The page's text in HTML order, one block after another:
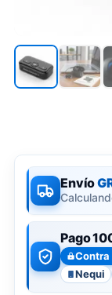
Envío
Pago
Contra
Nequi